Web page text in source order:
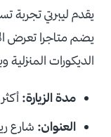
يقدم ليبرتي تجربة
يضم متاجرا تعرض
الديكورات المنزلية
مدة الزيارة:
العنوان: شارع